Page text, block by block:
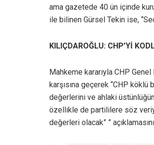
ama gazetede 40 ün içinde
ile bilinen Gürsel Tekin ise,
KILIÇDAROĞLU: CHP’Yİ
Mahkeme kararıyla CHP
karşısına geçerek “CHP
değerlerini ve ahlaki
özellikle de partililere söz
değerleri olacak” ”